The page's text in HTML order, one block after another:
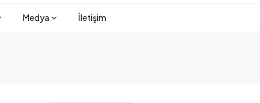
Medya İletişim